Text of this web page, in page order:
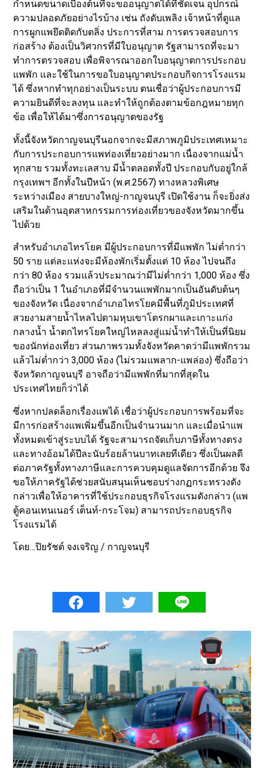
กำหนดขนาดเบื้องต้นที่จะขออนุญาตได้ที่ชัดเจน อุปกรณ์
ความปลอดภัยอย่างไรบ้าง เช่น ถังดับเพลิง เจ้าหน้าที่ดูแล
การผูกแพยึดติดกับตลิ่ง ประการที่สาม การตรวจสอบการ
ก่อสร้าง ต้องเป็นวิศวกรที่มีใบอนุญาต รัฐสามารถที่จะมา
ทำการตรวจสอบ เพื่อพิจารณาออกใบอนุญาตการประกอบ
แพพัก และใช้ในการขอใบอนุญาตประกอบกิจการโรงแรม
ได้ ซึ่งหากทำทุกอย่างเป็นระบบ ตนเชื่อว่าผู้ประกอบการมี
ความยินดีที่จะลงทุน และทำให้ถูกต้องตามข้อกฎหมายทุก
ข้อ เพื่อให้ได้มาซึ่งการอนุญาตของรัฐ
ทั้งนี้จังหวัดกาญจนบุรีนอกจากจะมีสภาพภูมิประเทศเหมาะ
กับการประกอบการแพท่องเที่ยวอย่างมาก เนื่องจากแม่น้ำ
ทุกสาย รวมทั้งทะเลสาบ มีน้ำตลอดทั้งปี ประกอบกับอยู่ใกล้
กรุงเทพฯ อีกทั้งในปีหน้า (พ.ศ.2567) ทางหลวงพิเศษ
ระหว่างเมือง สายบางใหญ่-กาญจนบุรี เปิดใช้งาน ก็จะยิ่งส่ง
เสริมในด้านอุตสาหกรรมการท่องเที่ยวของจังหวัดมากขึ้น
ไปด้วย
สำหรับอำเภอไทรโยค มีผู้ประกอบการที่มีแพพัก ไม่ต่ำกว่า
50 ราย แต่ละแห่งจะมีห้องพักเริ่มตั้งแต่ 10 ห้อง ไปจนถึง
กว่า 80 ห้อง รวมแล้วประมาณว่ามีไม่ต่ำกว่า 1,000 ห้อง ซึ่ง
ถือว่าเป็น 1 ในอำเภอที่มีจำนวนแพพักมากเป็นอันดับต้นๆ
ของจังหวัด เนื่องจากอำเภอไทรโยคมีพื้นที่ภูมิประเทศที่
สวยงามสายน้ำไหลไปตามหุบเขาโตรกผาและเกาะแก่ง
กลางน้ำ น้ำตกไทรโยคใหญ่ไหลลงสู่แม่น้ำทำให้เป็นที่นิยม
ของนักท่องเที่ยว ส่วนภาพรวมทั้งจังหวัดคาดว่ามีแพพักรวม
แล้วไม่ต่ำกว่า 3,000 ห้อง (ไม่รวมแพลาก-แพล่อง) ซึ่งถือว่า
จังหวัดกาญจนบุรี อาจถือว่ามีแพพักที่มากที่สุดใน
ประเทศไทยก็ว่าได้
ซึ่งหากปลดล็อกเรื่องแพได้ เชื่อว่าผู้ประกอบการพร้อมที่จะ
มีการก่อสร้างแพเพิ่มขึ้นอีกเป็นจำนวนมาก และเมื่อนำแพ
ทั้งหมดเข้าสู่ระบบได้ รัฐจะสามารถจัดเก็บภาษีทั้งทางตรง
และทางอ้อมได้ปีละนับร้อยล้านบาทเลยทีเดียว ซึ่งเป็นผลดี
ต่อภาครัฐทั้งทางภาษีและการควบคุมดูแลจัดการอีกด้วย จึง
ขอให้ภาครัฐได้ช่วยสนับสนุนเห็นชอบร่างกฏกระทรวงดัง
กล่าวเพื่อให้อาคารที่ใช้ประกอบธุรกิจโรงแรมดังกล่าว (แพ
ตู้คอนเทนเนอร์ เต็นท์-กระโจม) สามารถประกอบธุรกิจ
โรงแรมได้
โดย…ปิยรัชต์ จงเจริญ / กาญจนบุรี